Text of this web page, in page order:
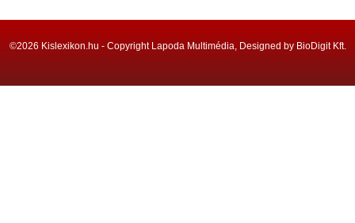
©2026 Kislexikon.hu - Copyright Lapoda Multimédia, Designed by BioDigit Kft.